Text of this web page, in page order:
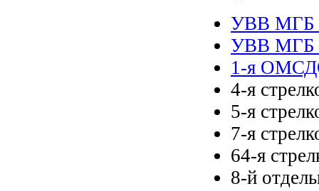
УВВ МГБ
УВВ МГБ
1-я
4-я
5-я
7-я
64-я
8-й